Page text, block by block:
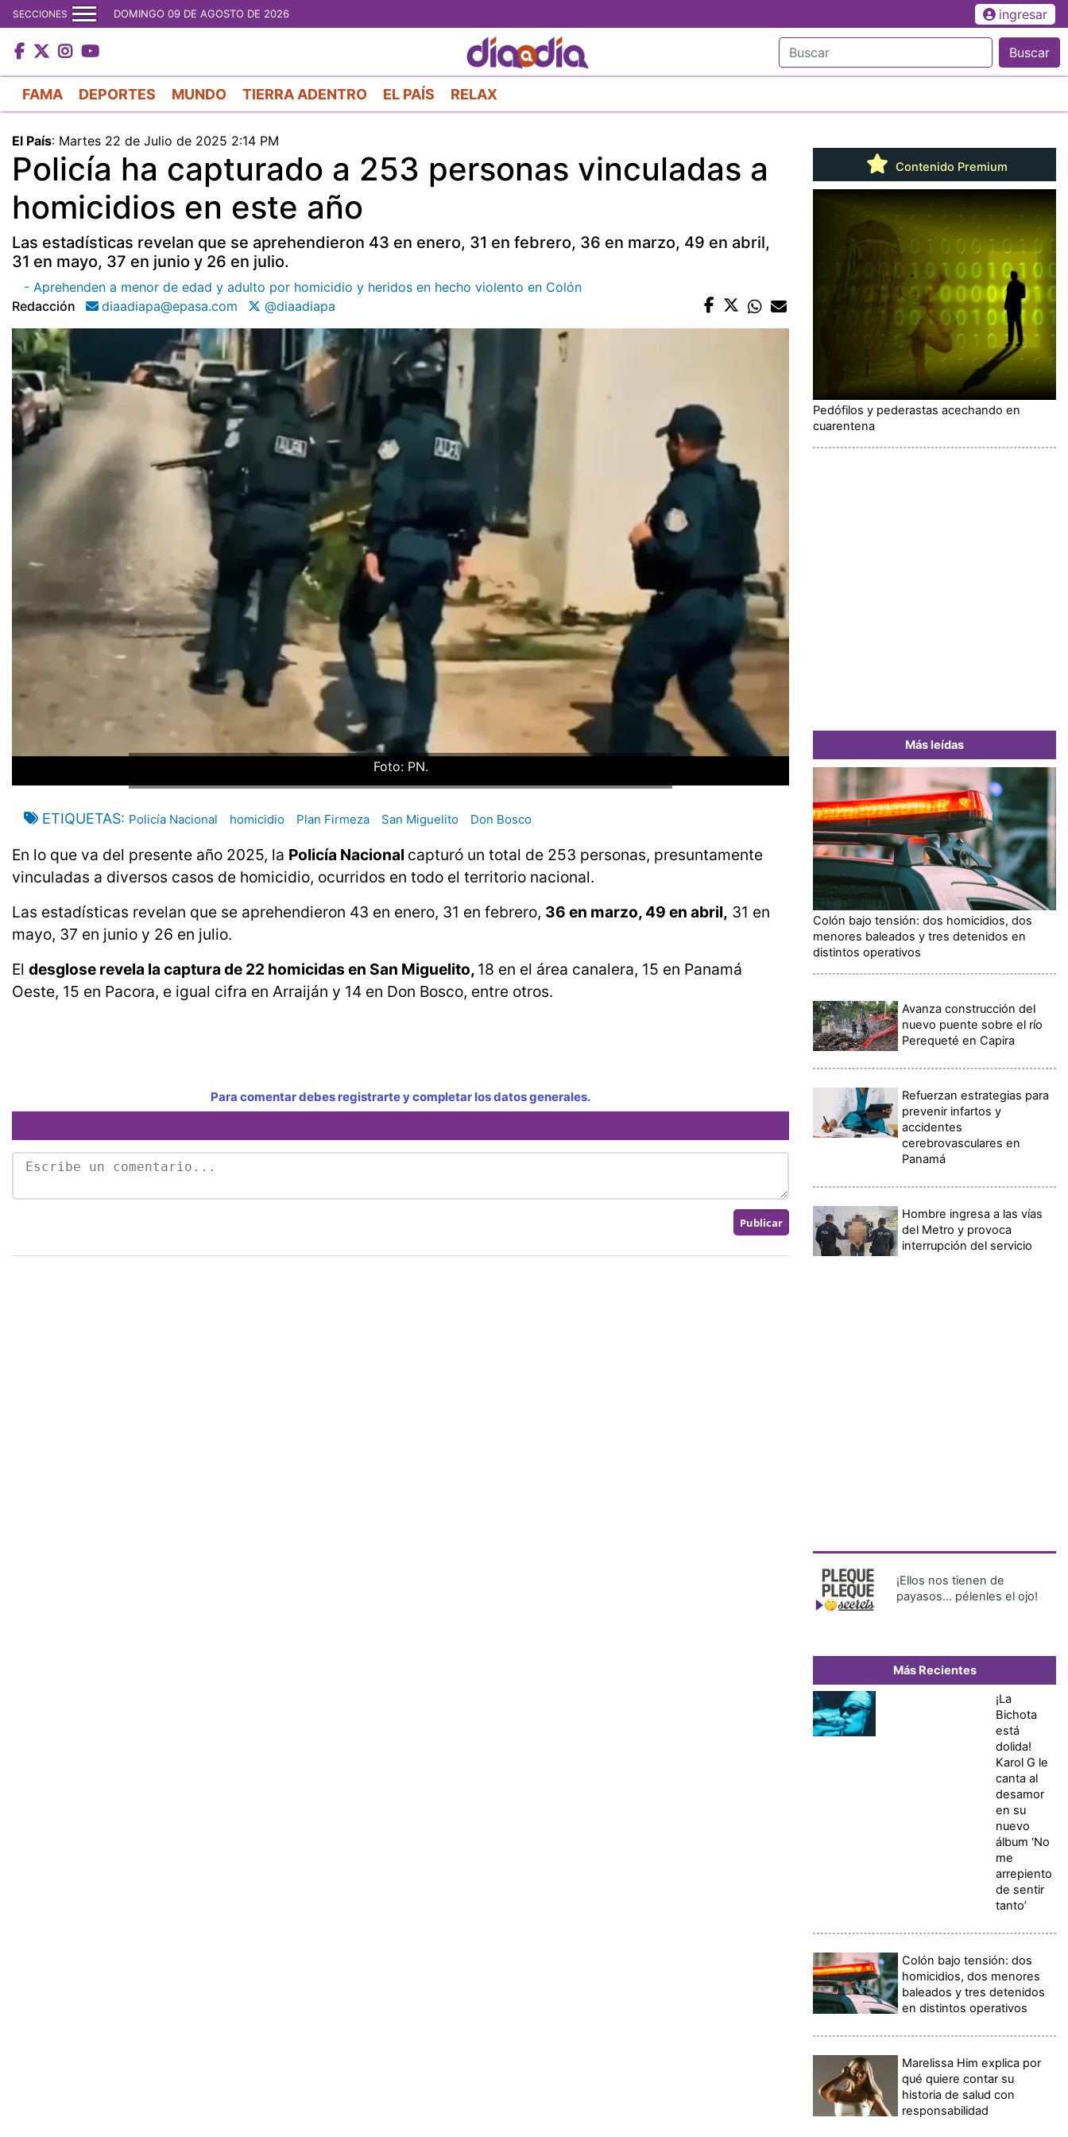
al
contenido
principal
SECCIONES DOMINGO 09 DE AGOSTO DE 2026 ingresar
Buscar
FAMA DEPORTES MUNDO TIERRA ADENTRO EL PAÍS RELAX
El País: Martes 22 de Julio de 2025 2:14 PM
Policía ha capturado a 253 personas vinculadas a
homicidios en este año
Las estadísticas revelan que se aprehendieron 43 en enero, 31 en febrero, 36 en marzo, 49 en abril,
31 en mayo, 37 en junio y 26 en julio.
- Aprehenden a menor de edad y adulto por homicidio y heridos en hecho violento en Colón
Redacción
diaadiapa@epasa.com @diaadiapa
Foto: PN.
ETIQUETAS Policía Nacional homicidio Plan Firmeza San Miguelito Don Bosco
En lo que va del presente año 2025, la Policía Nacional capturó un total de 253 personas, presuntamente
vinculadas a diversos casos de homicidio, ocurridos en todo el territorio nacional.
Las estadísticas revelan que se aprehendieron 43 en enero, 31 en febrero, 36 en marzo, 49 en abril, 31 en
mayo, 37 en junio y 26 en julio.
El desglose revela la captura de 22 homicidas en San Miguelito, 18 en el área canalera, 15 en Panamá
Oeste, 15 en Pacora, e igual cifra en Arraiján y 14 en Don Bosco, entre otros.
Para comentar debes registrarte y completar los datos generales.
Contenido Premium
Pedófilos y pederastas acechando en
cuarentena
Más leídas
Colón bajo tensión: dos homicidios, dos
menores baleados y tres detenidos en
distintos operativos
Avanza construcción del
nuevo puente sobre el río
Perequeté en Capira
Refuerzan estrategias para
prevenir infartos y
accidentes
cerebrovasculares en
Panamá
Hombre ingresa a las vías
del Metro y provoca
interrupción del servicio
¡Ellos nos tienen de
payasos… pélenles el ojo!
Más Recientes
¡La
Bichota
está
dolida!
Karol G le
canta al
desamor
en su
nuevo
álbum ‘No
me
arrepiento
de sentir
tanto’
Colón bajo tensión: dos
homicidios, dos menores
baleados y tres detenidos
en distintos operativos
Marelissa Him explica por
qué quiere contar su
historia de salud con
responsabilidad